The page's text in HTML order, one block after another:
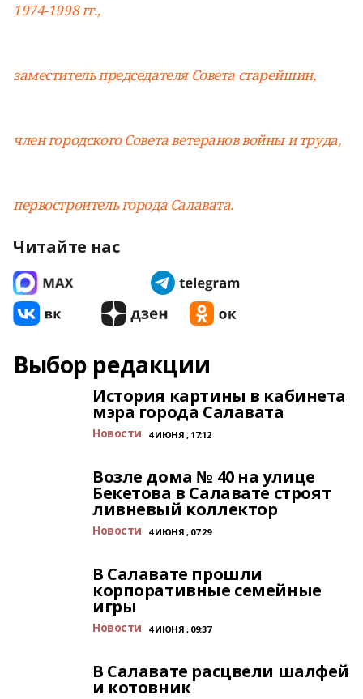
1974-1998 гг.,
заместитель председателя Совета старейшин,
член городского Совета ветеранов войны и труда,
первостроитель города Салавата.
Читайте нас
Выбор редакции
История картины в кабинета
мэра города Салавата
Новости 4 ИЮНЯ , 17:12
Возле дома № 40 на улице
Бекетова в Салавате строят
ливневый коллектор
Новости 4 ИЮНЯ , 07:29
В Салавате прошли
корпоративные семейные
игры
Новости 4 ИЮНЯ , 09:37
В Салавате расцвели шалфей
и котовник